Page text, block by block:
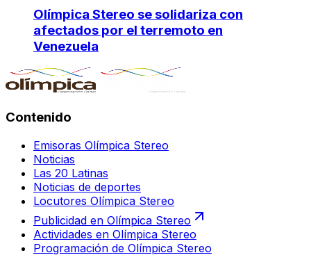
Olímpica Stereo se solidariza con
afectados por el terremoto en
Venezuela
Contenido
Emisoras Olímpica Stereo
Noticias
Las 20 Latinas
Noticias de deportes
Locutores Olímpica Stereo
Publicidad en Olímpica Stereo
Actividades en Olímpica Stereo
Programación de Olímpica Stereo